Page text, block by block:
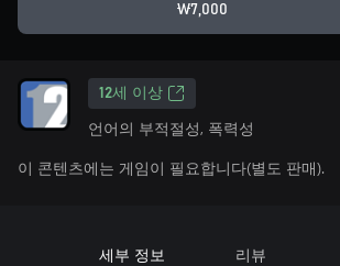
₩7,000
12세 이상
언어의 부적절성, 폭력성
이 콘텐츠에는 게임이 필요합니다(별도 판매).
세부 정보 리뷰